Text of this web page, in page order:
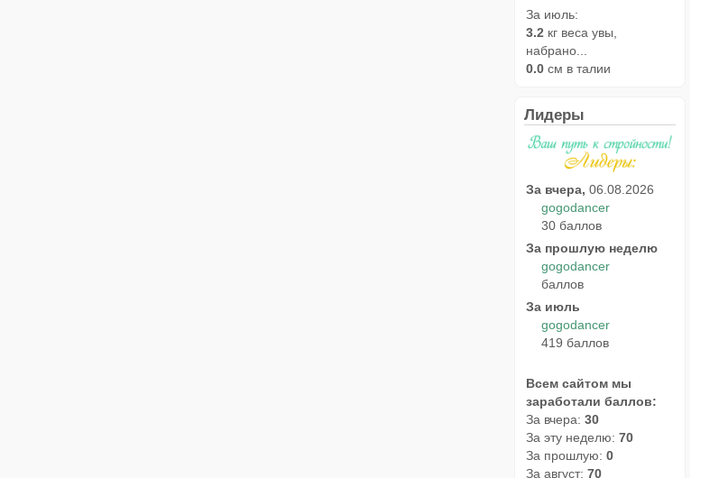
За июль:
3.2 кг веса увы,
набрано...
0.0 см в талии
Лидеры
За вчера, 06.08.2026
gogodancer
30 баллов
За прошлую неделю
gogodancer
баллов
За июль
gogodancer
419 баллов
Всем сайтом мы
заработали баллов:
За вчера: 30
За эту неделю: 70
За прошлую: 0
За август: 70